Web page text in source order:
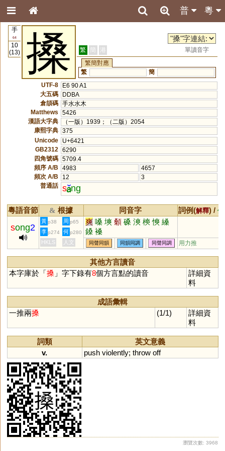
粵
普
手
64
10
(13)
搡 繁 簡 港
單讀音字
繁簡對應
繁
簡
UTF-8
E6 90 A1
大五碼
DDBA
倉頡碼 手水水木
Matthews
5426
漢語大字典
（一版）1939；（二版）2054
康熙字典 375
Unicode
U+6421
GB2312
6290
四角號碼 5709.4
頻序 A/B
4983
4657
頻次 A/B
12
3
普通話 s ng
粵語音節 & 根據 同音字 詞例(解釋) /
song2
黃 p38 周 p65 爽 嗓 塽 顙 磉 漺 樉 慡 縔
鎟 褬
李 p274 何 p280
HKLS 人文 同聲同韻 同韻同調 同聲同調 用力推
其他方言讀音
本字庫於「 搡」字下錄有8個方言點的讀音
詳細資
料
成語彙輯
一推兩搡 (1/1)
詳細資
料
詞類
英文意義
v.
push violently; throw off
瀏覽次數: 3968